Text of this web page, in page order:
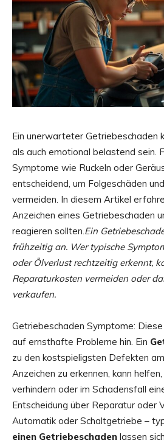
Ein unerwarteter Getriebeschaden
als auch emotional belastend sein.
Symptome wie Ruckeln oder
entscheidend, um Folgeschäden
vermeiden. In diesem Artikel
Anzeichen eines Getriebeschaden
reagieren sollten. Ein
frühzeitig an. Wer typische
oder Ölverlust rechtzeitig erkennt,
Reparaturkosten vermeiden oder
verkaufen.
Getriebeschaden Symptome:
auf ernsthafte Probleme hin. Ein
zu den kostspieligsten Defekten
Anzeichen zu erkennen, kann
verhindern oder im Schadensfall
Entscheidung über Reparatur oder
Automatik oder Schaltgetriebe –
einen Getriebeschaden lassen